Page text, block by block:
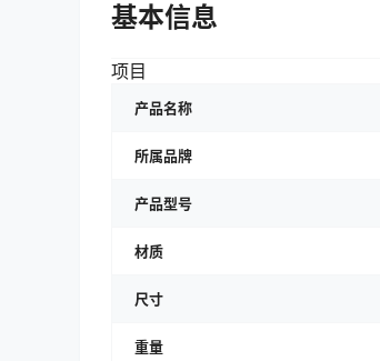
基本信息
项目
产品名称
所属品牌
产品型号
材质
尺寸
重量